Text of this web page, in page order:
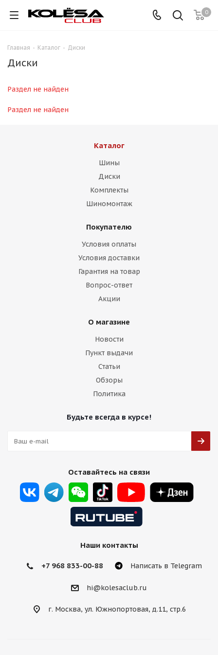
0
Главная - Каталог - Диски
Диски
Раздел не найден
Раздел не найден
Каталог
Шины
Диски
Комплекты
Шиномонтаж
Покупателю
Условия оплаты
Условия доставки
Гарантия на товар
Вопрос-ответ
Акции
О магазине
Новости
Пункт выдачи
Статьи
Обзоры
Политика
Будьте всегда в курсе!
Оставайтесь на связи
Наши контакты
+7 968 833-00-88 Написать в Telegram
hi@kolesaclub.ru
г. Москва, ул. Южнопортовая, д.11, стр.6